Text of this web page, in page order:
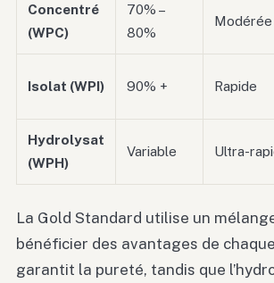
Concentré
(WPC)
70% –
80%
Modérée
Isolat (WPI) 90% + Rapide
Hydrolysat
(WPH)
Variable Ultra-
La Gold Standard utilise un
bénéficier des avantages de
garantit la pureté, tandis que